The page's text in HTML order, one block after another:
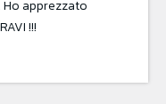
e competenti.
il consiglio.